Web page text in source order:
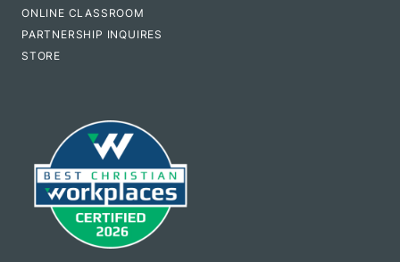
ONLINE CLASSROOM
PARTNERSHIP INQUIRES
STORE